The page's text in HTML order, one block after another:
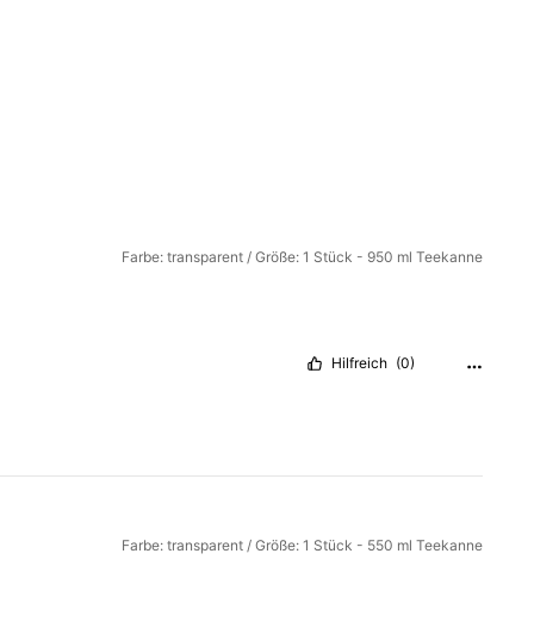
Farbe: transparent / Größe: 1 Stück - 950 ml Teekanne
Hilfreich (0)
Farbe: transparent / Größe: 1 Stück - 550 ml Teekanne